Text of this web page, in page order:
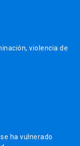
violencia de
ha vulnerado